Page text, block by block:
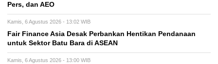
Pers, dan AEO
Kamis, 6 Agustus 2026 - 13:02 WIB
Fair Finance Asia Desak Perbankan Hentikan Pendanaan
untuk Sektor Batu Bara di ASEAN
Kamis, 6 Agustus 2026 - 13:00 WIB